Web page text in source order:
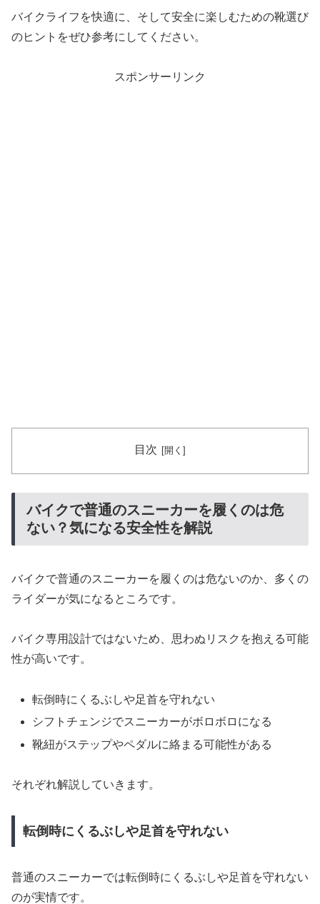
バイクライフを快適に、そして安全に楽しむための靴選び
のヒントをぜひ参考にしてください。
スポンサーリンク
目次
バイクで普通のスニーカーを履くのは危
ない？気になる安全性を解説
バイクで普通のスニーカーを履くのは危ないのか、多くの
ライダーが気になるところです。
バイク専用設計ではないため、思わぬリスクを抱える可能
性が高いです。
転倒時にくるぶしや足首を守れない
シフトチェンジでスニーカーがボロボロになる
靴紐がステップやペダルに絡まる可能性がある
それぞれ解説していきます。
転倒時にくるぶしや足首を守れない
普通のスニーカーでは転倒時にくるぶしや足首を守れない
のが実情です。